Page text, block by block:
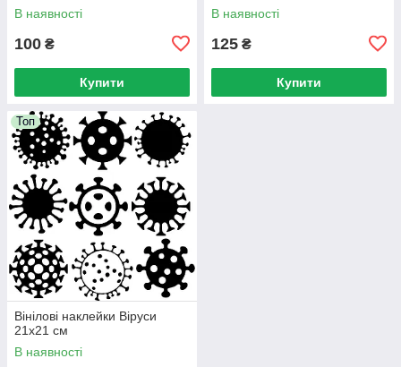
В наявності
100 ₴
Купити
В наявності
125 ₴
Купити
Топ
Вінілові наклейки Віруси
21х21 см
В наявності